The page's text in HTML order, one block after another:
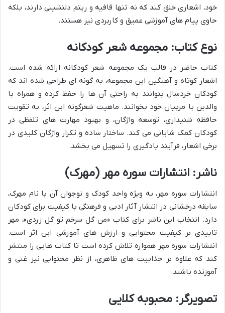
خود، اشعاری خلق کند که نه تنها قافیه و ریتم دلنشینی دارند، بلکه
حاوی پیام های آموزشی عمیق و کاربردی نیز هستند.
نوع کتاب: مجموعه شعر کودکانه
کتاب حاضر در قالب یک مجموعه شعر کودکانه ارائه شده است.
اشعار کوتاه و آهنگین این مجموعه، به گونه ای طراحی شده اند که
کودکان خردسال بتوانند به راحتی آن ها را حفظ کرده و همراه با
والدین یا مربیان خود بخوانند. ماهیت شعرگونه این اثر، به تقویت
حافظه شنیداری، توسعه واژگان، و بهبود مهارت های تلفظی در
کودکان کمک شایانی می کند. ساختار ساده و تکرار واژگان کلیدی در
برخی اشعار، فرآیند یادگیری را تسهیل می بخشد.
ناشر: انتشارات سوره مهر (مهرک)
انتشارات سوره مهر، به ویژه واحد کودک و نوجوان آن با نام مهرک،
سابقه درخشانی در انتشار آثار ادبی و فرهنگی با کیفیت برای کودکان
دارد. انتخاب این ناشر برای کتاب «من گل سرخم تو گل زردی»، مهر
تاییدی بر کیفیت محتوایی و ارزش های آموزشی این اثر است.
انتشارات سوره مهر همواره تلاش کرده است تا کتاب هایی را منتشر
کند که علاوه بر جذابیت های ظاهری، از نظر محتوایی نیز غنی و
آموزنده باشند.
تصویرگر: محبوبه کلایی